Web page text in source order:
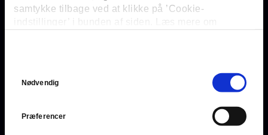
samtykke tilbage ved at klikke på ’Cookie-
Nødvendig
Præferencer
Gå til forside